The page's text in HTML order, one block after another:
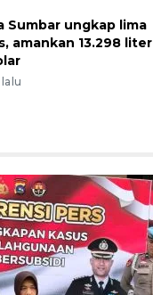
Sumbar ungkap lima
amankan 13.298 liter